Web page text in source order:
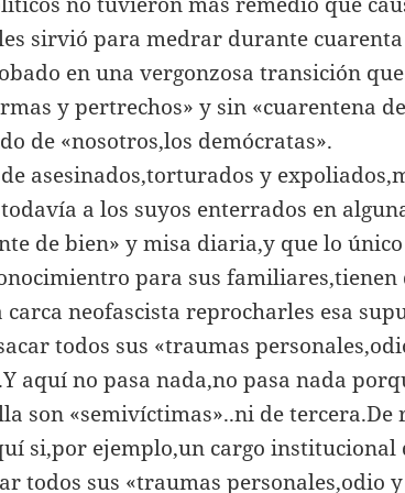
sirvió para medrar durante
en una vergonzosa transición
y pertrechos» y sin «cuarentena
de «nosotros,los demócratas».
asesinados,torturados y
a los suyos enterrados en
de bien» y misa diaria,y que lo
para sus
carca neofascista reprocharles esa
todos sus «traumas
aquí no pasa nada,no pasa nada
son «semivíctimas»..ni de tercera.De
si,por ejemplo,un cargo institucional
todos sus «traumas personales,odio